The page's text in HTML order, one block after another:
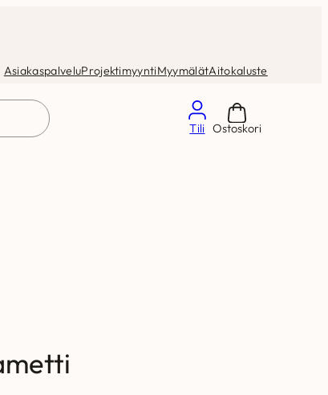
AsiakaspalveluProjektimyyntiMyymälätAitokaluste